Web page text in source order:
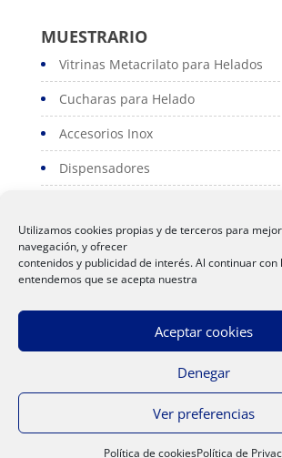
Utilizamos cookies propias y de terceros para
navegación, y ofrecer
contenidos y publicidad de interés. Al continuar con
entendemos que se acepta nuestra
Aceptar cookies
Denegar
Ver preferencias
Política de cookiesPolítica de
MUESTRARIO
Vitrinas Metacrilato para Helados
Cucharas para Helado
Accesorios Inox
Dispensadores
Serviconos
Servilleteros
Polos
Aviso Legal|Política de Privacidad
Cookies| Web creada por Sipe